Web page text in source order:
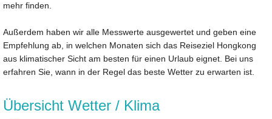
mehr finden.
Außerdem haben wir alle Messwerte ausgewertet und geben eine
Empfehlung ab, in welchen Monaten sich das Reiseziel Hongkong
aus klimatischer Sicht am besten für einen Urlaub eignet. Bei uns
erfahren Sie, wann in der Regel das beste Wetter zu erwarten ist.
Übersicht Wetter / Klima